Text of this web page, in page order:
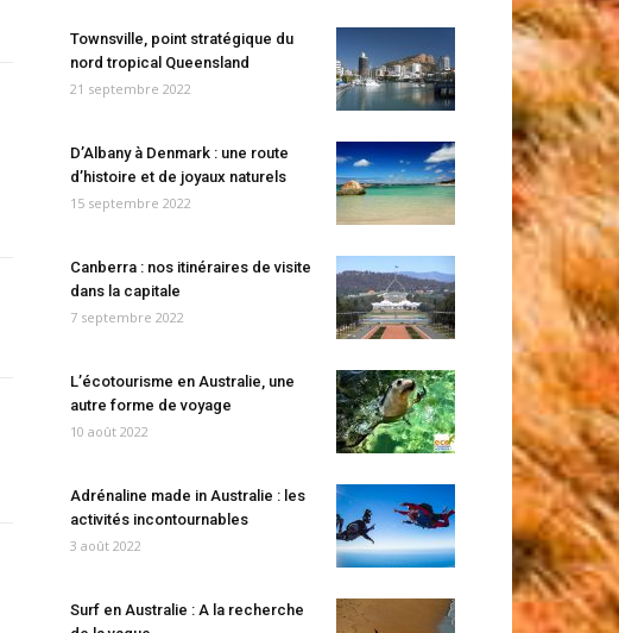
Townsville, point stratégique du
nord tropical Queensland
21 septembre 2022
D’Albany à Denmark : une route
d’histoire et de joyaux naturels
15 septembre 2022
Canberra : nos itinéraires de visite
dans la capitale
7 septembre 2022
L’écotourisme en Australie, une
autre forme de voyage
10 août 2022
Adrénaline made in Australie : les
activités incontournables
3 août 2022
Surf en Australie : A la recherche